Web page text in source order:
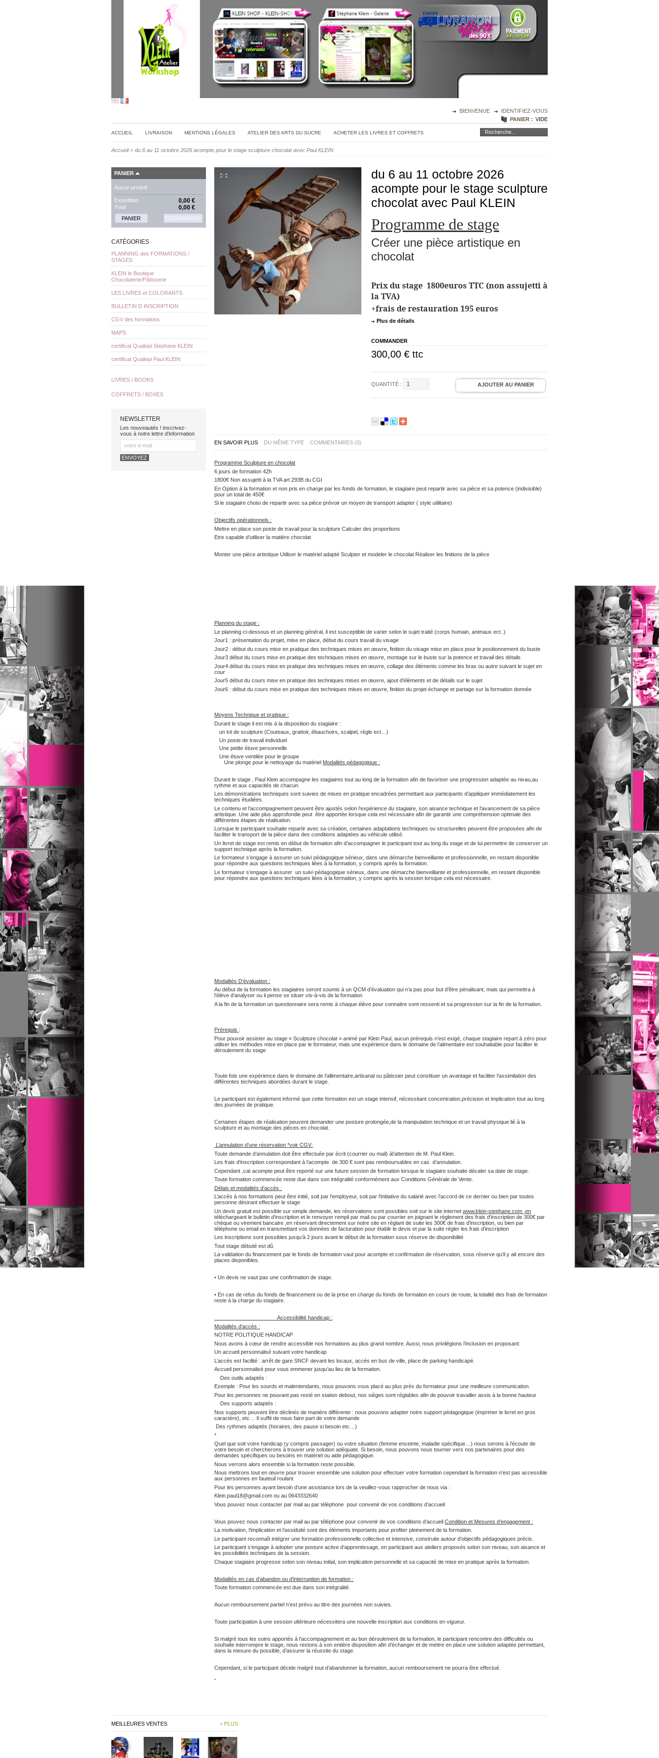
BIENVENUE
IDENTIFIEZ-VOUS
PANIER : VIDE
ACCUEIL LIVRAISON MENTIONS LÉGALES ATELIER DES ARTS DU SUCRE ACHETER LES LIVRES ET COFFRETS
Accueil > du 6 au 11 octobre 2026 acompte pour le stage sculpture chocolat avec Paul KLEIN
du 6 au 11 octobre 2026
acompte pour le stage sculpture
chocolat avec Paul KLEIN
Programme de stage
Créer une pièce artistique en
chocolat
Prix du stage 1800euros TTC (non assujetti à
la TVA)
+frais de restauration 195 euros
Plus de détails
COMMANDER
300,00 € ttc
QUANTITÉ :
EN SAVOIR PLUS DU MÊME TYPE COMMENTAIRES (0)
Programme Sculpture en chocolat
6 jours de formation 42h
1800€ Non assujetti à la TVA art 293B du CGI
En Option à la formation et non pris en charge par les fonds de formation, le stagiaire peut repartir avec sa pièce et sa potence (indivisible)
pour un total de 450€
Si le stagiaire choisi de repartir avec sa pièce prévoir un moyen de transport adapter ( style utilitaire)
Objectifs opérationnels :
Mettre en place son poste de travail pour la sculpture Calculer des proportions
Etre capable d’utiliser la matière chocolat
Monter une pièce artistique Utiliser le matériel adapté Sculpter et modeler le chocolat Réaliser les finitions de la pièce
Planning du stage :
Le planning ci-dessous et un planning général, il est susceptible de varier selon le sujet traité (corps humain, animaux ect..)
Jour1 : présentation du projet, mise en place, début du cours travail du visage
Jour2 : début du cours mise en pratique des techniques mises en œuvre, finition du visage mise en place pour le positionnement du buste
Jour3 début du cours mise en pratique des techniques mises en œuvre, montage sur le buste sur la potence et travail des détails
Jour4 début du cours mise en pratique des techniques mises en œuvre, collage des éléments comme les bras ou autre suivant le sujet en
cour
Jour5 début du cours mise en pratique des techniques mises en œuvre, ajout d’éléments et de détails sur le sujet
Jour6 : début du cours mise en pratique des techniques mises en œuvre, finition du projet échange et partage sur la formation donnée
Moyens Technique et pratique :
Durant le stage il est mis à la disposition du stagiaire :
un kit de sculpture (Couteaux, grattoir, ébauchoirs, scalpel, règle ect…)
Un poste de travail individuel
Une petite étuve personnelle
Une étuve ventilée pour le groupe
Une plonge pour le nettoyage du matériel Modalités pédagogique :
Durant le stage , Paul Klein accompagne les stagiaires tout au long de la formation afin de favoriser une progression adaptée au nivau,au
rythme et aux capacités de chacun.
Les démonstrations techniques sont suivies de mises en pratique encadrées permettant aux participants d’appliquer immédiatement les
techniques étudiées.
Le contenu et l’accompagnement peuvent être ajustés selon l’expérience du stagiaire, son aisance technique et l’avancement de sa pièce
artistique .Une aide plus approfondie peut être apportée lorsque cela est nécessaire afin de garantir une compréhension optimale des
différentes étapes de réalisation.
Lorsque le participant souhaite repartir avec sa création, certaines adaptations techniques ou structurelles peuvent être proposées afin de
faciliter le transport de la pièce dans des conditions adaptées au véhicule utilisé.
Un livret de stage est remis en début de formation afin d’accompagner le participant tout au long du stage et de lui permettre de conserver un
support technique après la formation.
Le formateur s’engage à assurer un suivi pédagogique sérieux, dans une démarche bienveillante et professionnelle, en restant disponible
pour répondre aux questions techniques liées à la formation, y compris après la formation.
Le formateur s’engage à assurer un suivi pédagogique sérieux, dans une démarche bienveillante et professionnelle, en restant disponible
pour répondre aux questions techniques liées à la formation, y compris après la session lorsque cela est nécessaire.
Modalités D’évaluation :
Au début de la formation les stagiaires seront soumis à un QCM d’évaluation qui n’a pas pour but d’être pénalisant, mais qui permettra à
l’élève d’analyser ou il pense se situer vis-à-vis de la formation
A la fin de la formation un questionnaire sera remis à chaque élève pour connaitre sont ressenti et sa progression sur la fin de la formation.
Prérequis :
Pour pouvoir assister au stage « Sculpture chocolat » animé par Klein Paul, aucun prérequis n’est exigé, chaque stagiaire repart à zéro pour
utiliser les méthodes mise en place par le formateur, mais une expérience dans le domaine de l’alimentaire est souhaitable pour faciliter le
déroulement du stage
Toute fois une expérience dans le domaine de l’allimentaire,artisanal ou pâtissier peut constituer un avantage et faciliter l’assimilation des
différentes techniques abordées durant le stage.
Le participant est également informé que cette formation est un stage intensif, nécessitant concentration,précision et implication tout au long
des journées de pratique.
Certaines étapes de réalisation peuvent demander une posture prolongée,de la manipulation technique et un travail physique lié à la
sculpture et au montage des pièces en chocolat.
L’annulation d’une réservation *voir CGV:
Toute demande d’annulation doit être effectuée par écrit (courrier ou mail) àl’attention de M. Paul Klein.
Les frais d’inscription correspondant à l’acompte de 300 € sont pas remboursables en cas d’annulation.
Cependant ,cat acompte peut être reporté sur une future session de formation lorsque le stagiaire souhaite décaler sa date de stage.
Toute formation commencée reste due dans son intégralité conformément aux Conditions Générale de Vente.
Délais et modalités d’accès :
L’accès à nos formations peut être initié, soit par l’employeur, soit par l’initiative du salarié avec l’accord de ce dernier ou bien par toutes
personne désirant effectuer le stage
Un devis gratuit est possible sur simple demande, les réservations sont possibles soit sur le site internet www.klein-stephane.com ,en
téléchargeant le bulletin d’inscription et le renvoyer rempli par mail ou par courrier en joignant le règlement des frais d’inscription de 300€ par
chèque ou virement bancaire ,en réservant directement sur notre site en réglant de suite les 300€ de frais d’inscription, ou bien par
téléphone ou email en transmettant vos données de facturation pour établir le devis et par la suite régler les frais d’inscription
Les inscriptions sont possibles jusqu’à 2 jours avant le début de la formation sous réserve de disponibilité
Tout stage débuté est dû
La validation du financement par le fonds de formation vaut pour acompte et confirmation de réservation, sous réserve qu’il y ait encore des
places disponibles.
• Un devis ne vaut pas une confirmation de stage.
• En cas de refus du fonds de financement ou de la prise en charge du fonds de formation en cours de route, la totalité des frais de formation
reste à la charge du stagiaire.
Accessibilité handicap :
Modalités d’accès :
NOTRE POLITIQUE HANDICAP
Nous avons à cœur de rendre accessible nos formations au plus grand nombre. Aussi, nous privilégions l’inclusion en proposant:
Un accueil personnalisé suivant votre handicap
L’accès est facilité : arrêt de gare SNCF devant les locaux, accès en bus de ville, place de parking handicapé.
Accueil personnalisé pour vous emmener jusqu’au lieu de la formation.
Des outils adaptés :
Exemple : Pour les sourds et malentendants, nous pouvons vous placé au plus près du formateur pour une meilleure communication.
Pour les personnes ne pouvant pas resté en station debout, nos sièges sont réglables afin de pouvoir travailler assis à la bonne hauteur
Des supports adaptés :
Nos supports peuvent être déclinés de manière différente : nous pouvons adapter notre support pédagogique (imprimer le livret en gros
caractère), etc… Il suffit de nous faire part de votre demande
Des rythmes adaptés (horaires, des pause si besoin etc…)
*
Quel que soit votre handicap (y compris passager) ou votre situation (femme enceinte, maladie spécifique…) nous serons à l’écoute de
votre besoin et chercherons à trouver une solution adéquate. Si besoin, nous pouvons nous tourner vers nos partenaires pour des
demandes spécifiques ou besoins en matériel ou aide pédagogique.
Nous verrons alors ensemble si la formation reste possible.
Nous mettrons tout en œuvre pour trouver ensemble une solution pour effectuer votre formation cependant la formation n’est pas accessible
aux personnes en fauteuil roulant
Pour les personnes ayant besoin d’une assistance lors de la veuillez-vous rapprocher de nous via :
Klein.paul18@gmail.com ou au 0643332640
Vous pouvez nous contacter par mail au par téléphone pour convenir de vos conditions d’accueil
Vous pouvez nous contacter par mail au par téléphone pour convenir de vos conditions d’accueil Condition et Mesures d’engagement :
La motivation, l’implication et l’assiduité sont des éléments importants pour profiter pleinement de la formation.
Le participant reconnaît intégrer une formation professionnelle collective et intensive, construite autour d’objectifs pédagogiques précis.
Le participant s’engage à adopter une posture active d’apprentissage, en participant aux ateliers proposés selon son niveau, son aisance et
les possibilités techniques de la session.
Chaque stagiaire progresse selon son niveau initial, son implication personnelle et sa capacité de mise en pratique après la formation.
Modalités en cas d’abandon ou d’interruption de formation :
Toute formation commencée est due dans son intégralité.
Aucun remboursement partiel n’est prévu au titre des journées non suivies.
Toute participation à une session ultérieure nécessitera une nouvelle inscription aux conditions en vigueur.
Si malgré tous les soins apportés à l’accompagnement et au bon déroulement de la formation, le participant rencontre des difficultés ou
souhaite interrompre le stage, nous restons à son entière disposition afin d’échanger et de mettre en place une solution adaptée permettant,
dans la mesure du possible, d’assurer la réussite du stage.
Cependant, si le participant décide malgré tout d’abandonner la formation, aucun remboursement ne pourra être effectué.
PANIER
Aucun produit
Expédition 0,00 €
Total 0,00 €
PANIER COMMANDER
CATÉGORIES
PLANNING des FORMATIONS /
STAGES
KLEIN le Boutique
Chocolaterie/Pâtisserie
LES LIVRES et COLORANTS
BULLETIN D INSCRIPTION
CGV des formations
MAPS
certificat Qualiopi Stephane KLEIN
certificat Qualiopi Paul KLEIN
LIVRES / BOOKS
COFFRETS / BOXES
NEWSLETTER
Les nouveautés ! inscrivez-
vous à notre lettre d'information
MEILLEURES VENTES + PLUS